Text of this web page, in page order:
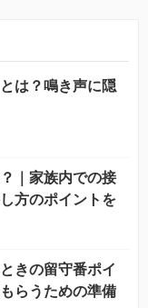
は？鳴き声に隠
｜家族内での接
方のポイントを
きの留守番ポイ
らうための準備